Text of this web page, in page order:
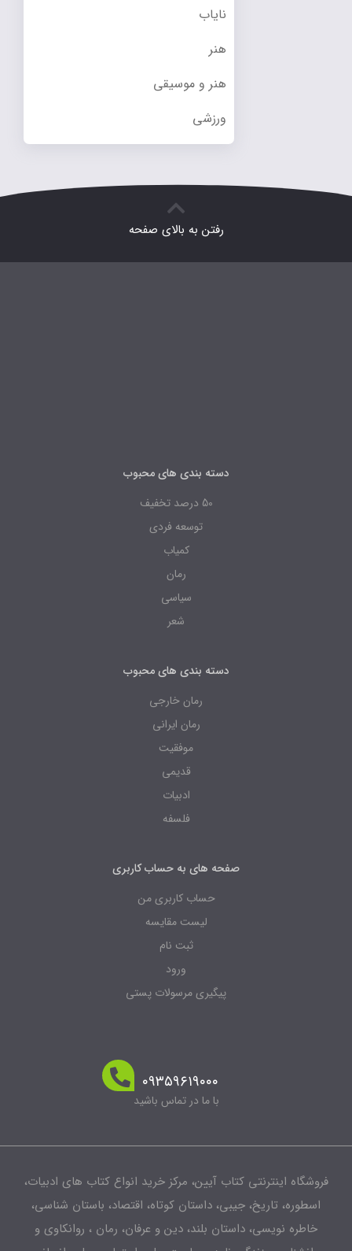
نایاب
هنر
هنر و موسیقی
ورزشی
رفتن به بالای صفحه
دسته بندی های محبوب
50 درصد تخفیف
توسعه فردی
کمیاب
رمان
سیاسی
شعر
دسته بندی های محبوب
رمان خارجی
رمان ایرانی
موفقیت
قدیمی
ادبیات
فلسفه
صفحه های به حساب کاربری
حساب کاربری من
لیست مقایسه
ثبت نام
ورود
پیگیری مرسولات پستی
۰۹۳۵۹۶۱۹۰۰۰
با ما در تماس باشید
فروشگاه اینترنتی کتاب آیین، مرکز خرید انواع کتاب های ادبیات،
اسطوره، تاریخ، جیبی، داستان کوتاه، اقتصاد، باستان شناسی،
خاطره نویسی، داستان بلند، دین و عرفان، رمان ، روانکاوی و